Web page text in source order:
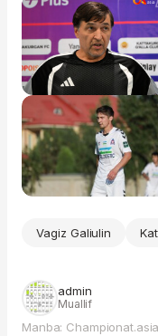
Vagiz Galiulin
admin
Muallif
Manba: Championat.asia